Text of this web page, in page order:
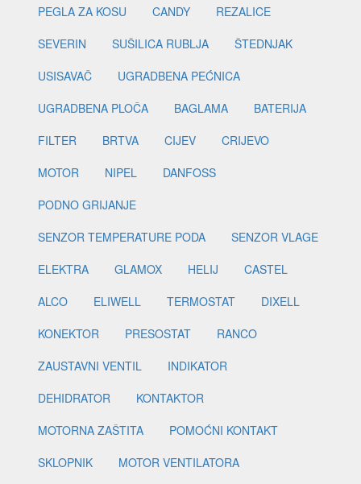
PEGLA ZA KOSU
CANDY
REZALICE
SEVERIN
SUŠILICA RUBLJA
ŠTEDNJAK
USISAVAČ
UGRADBENA PEĆNICA
UGRADBENA PLOČA
BAGLAMA
BATERIJA
FILTER
BRTVA CIJEV
CRIJEVO
MOTOR
NIPEL
DANFOSS
PODNO GRIJANJE
SENZOR TEMPERATURE PODA
SENZOR VLAGE
ELEKTRA
GLAMOX HELIJ
CASTEL
ALCO
ELIWELL TERMOSTAT
DIXELL
KONEKTOR
PRESOSTAT
RANCO
ZAUSTAVNI VENTIL
INDIKATOR
DEHIDRATOR
KONTAKTOR
MOTORNA ZAŠTITA
POMOĆNI KONTAKT
SKLOPNIK
MOTOR VENTILATORA